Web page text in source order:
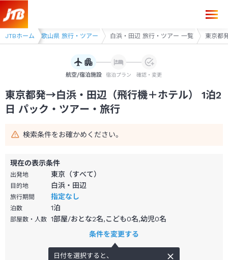
JTBホーム
歌山県 和歌山県 旅行・ツアー 白浜・田辺 旅行・ツアー 一覧 東京都
航空/宿泊施設 宿泊プラン 確認・変更
東京都発→白浜・田辺（飛行機＋ホテル） 1泊2
日 パック・ツアー・旅行
検索条件をお確かめください。
現在の表示条件
出発地 東京（すべて）
目的地 白浜・田辺
旅行期間 指定なし
泊数 1泊
部屋数・人数 1部屋/おとな2名,こども0名,幼児0名
条件を変更する
日付を選択すると、